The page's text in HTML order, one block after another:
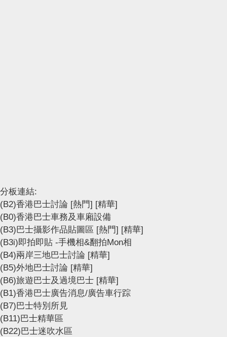
分板連結:
(B2)香港巴士討論 [熱門] [精華]
(B0)香港巴士車務及車廂設備
(B3)巴士攝影作品貼圖區 [熱門] [精華]
(B3i)即拍即貼 -手機相&翻拍Mon相
(B4)兩岸三地巴士討論 [精華]
(B5)外地巴士討論 [精華]
(B6)旅遊巴士及過境巴士 [精華]
(B1)香港巴士廣告消息/廣告車行踪
(B7)巴士特別所見
(B11)巴士精華區
(B22)巴士迷吹水區